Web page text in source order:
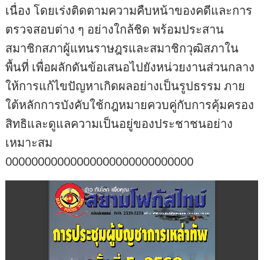
เนื่อง โดยเร่งติดตามความคืบหน้าของคดีและการ
ตรวจสอบต่าง ๆ อย่างใกล้ชิด พร้อมประสาน
สมาชิกสภาผู้แทนราษฎรและสมาชิกวุฒิสภาใน
พื้นที่ เพื่อผลักดันข้อเสนอไปยังหน่วยงานส่วนกลาง
ให้การแก้ไขปัญหาเกิดผลอย่างเป็นรูปธรรม ภาย
ใต้หลักการบังคับใช้กฎหมายควบคู่กับการคุ้มครอง
สิทธิและดูแลความเป็นอยู่ของประชาชนอย่าง
เหมาะสม
00000000000000000000000000000